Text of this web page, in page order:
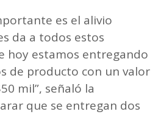
es el alivio
da a todos estos
hoy estamos entregando
de producto con un valor
mil”, señaló la
que se entregan dos